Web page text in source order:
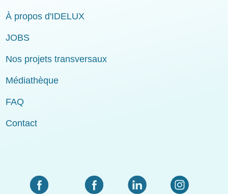
À propos d'IDELUX
JOBS
Nos projets transversaux
Médiathèque
FAQ
Contact